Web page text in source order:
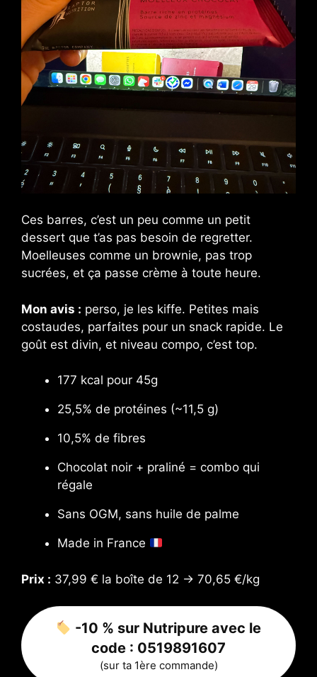
Ces barres, c’est un peu comme un petit
dessert que t’as pas besoin de regretter.
Moelleuses comme un brownie, pas trop
sucrées, et ça passe crème à toute heure.
Mon avis : perso, je les kiffe. Petites mais
costaudes, parfaites pour un snack rapide. Le
goût est divin, et niveau compo, c’est top.
177 kcal pour 45g
25,5% de protéines (~11,5 g)
10,5% de fibres
Chocolat noir + praliné = combo qui
régale
Sans OGM, sans huile de palme
Made in France
Prix : 37,99 € la boîte de 12 → 70,65 €/kg
-10 % sur Nutripure avec le
code : 0519891607
(sur ta 1ère commande)